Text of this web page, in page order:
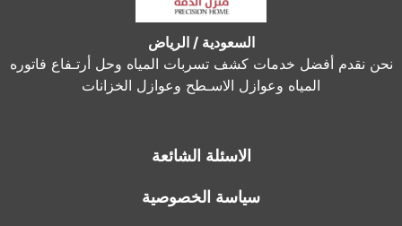
السعودية / الرياض
نحن نقدم أفضل خدمات كشف تسربات المياه وحل أرتـفاع فاتوره
المياه وعوازل الاسـطح وعوازل الخزانات
الاسئلة الشائعة
سياسة الخصوصية